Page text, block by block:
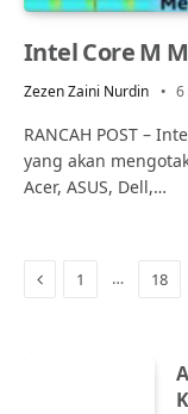
Intel Core M
Zezen Zaini Nurdin 6
RANCAH POST –
yang akan
Acer, ASUS, Dell,…
Previous
1 … 18